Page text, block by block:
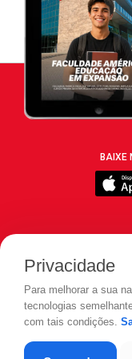
BAIXE
Privacidade
Para melhorar a sua
tecnologias
com tais condições.